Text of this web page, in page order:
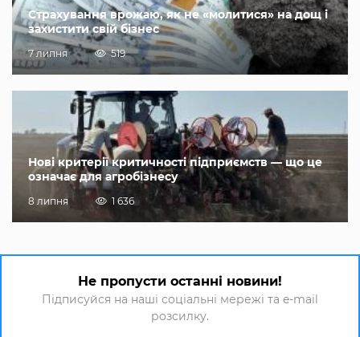
Страхування врожаю, як не «молитися» на дощ і
захистити свій бізнес
7 липня 519
Нові критерії критичності підприємств — що це
означає для агробізнесу
8 липня 1 636
Не пропусти останні новини!
Підписуйся на наші соціальні мережі та e-mail
розсилку.